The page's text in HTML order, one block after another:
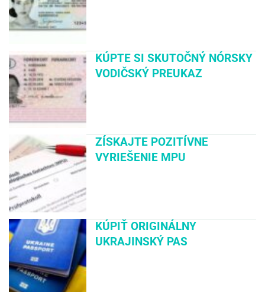
KÚPTE SI SKUTOČNÝ NÓRSKY
VODIČSKÝ PREUKAZ
ZÍSKAJTE POZITÍVNE
VYRIEŠENIE MPU
KÚPIŤ ORIGINÁLNY
UKRAJINSKÝ PAS